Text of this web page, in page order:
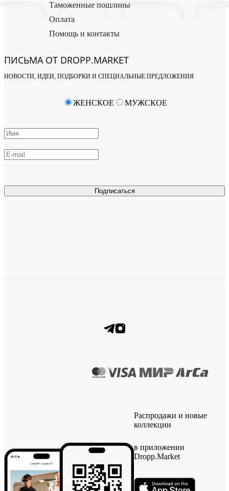
Таможенные пошлины
Оплата
Помощь и контакты
ПИСЬМА ОТ DROPP.MARKET
НОВОСТИ, ИДЕИ, ПОДБОРКИ И СПЕЦИАЛЬНЫЕ ПРЕДЛОЖЕНИЯ
Подписаться
ЖЕНСКОЕ МУЖСКОЕ
Распродажи и новые
коллекции
в приложении
Dropp.Market